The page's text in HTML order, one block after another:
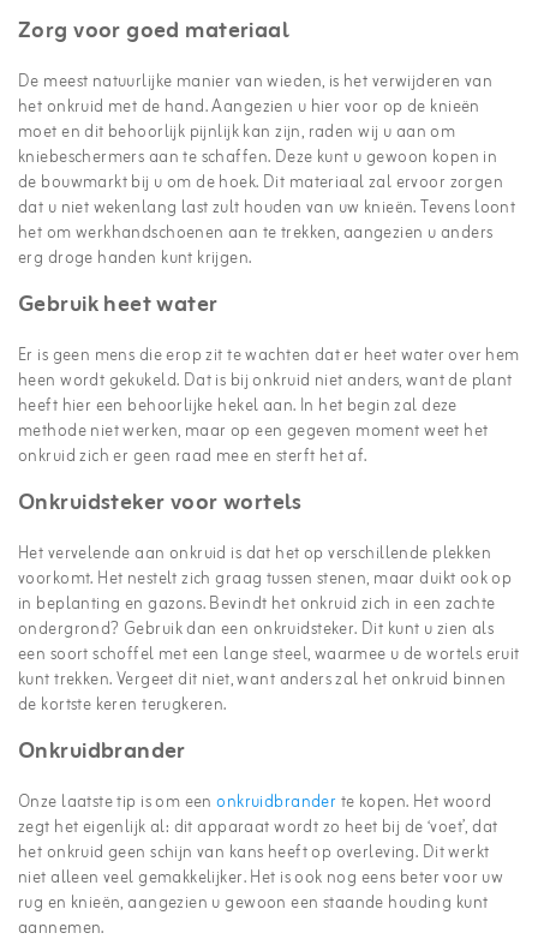
Zorg voor goed materiaal
De meest natuurlijke manier van wieden, is het verwijderen van
het onkruid met de hand. Aangezien u hier voor op de knieën
moet en dit behoorlijk pijnlijk kan zijn, raden wij u aan om
kniebeschermers aan te schaffen. Deze kunt u gewoon kopen in
de bouwmarkt bij u om de hoek. Dit materiaal zal ervoor zorgen
dat u niet wekenlang last zult houden van uw knieën. Tevens loont
het om werkhandschoenen aan te trekken, aangezien u anders
erg droge handen kunt krijgen.
Gebruik heet water
Er is geen mens die erop zit te wachten dat er heet water over hem
heen wordt gekukeld. Dat is bij onkruid niet anders, want de plant
heeft hier een behoorlijke hekel aan. In het begin zal deze
methode niet werken, maar op een gegeven moment weet het
onkruid zich er geen raad mee en sterft het af.
Onkruidsteker voor wortels
Het vervelende aan onkruid is dat het op verschillende plekken
voorkomt. Het nestelt zich graag tussen stenen, maar duikt ook op
in beplanting en gazons. Bevindt het onkruid zich in een zachte
ondergrond? Gebruik dan een onkruidsteker. Dit kunt u zien als
een soort schoffel met een lange steel, waarmee u de wortels eruit
kunt trekken. Vergeet dit niet, want anders zal het onkruid binnen
de kortste keren terugkeren.
Onkruidbrander
Onze laatste tip is om eenonkruidbranderte kopen. Het woord
zegt het eigenlijk al: dit apparaat wordt zo heet bij de ‘voet’, dat
het onkruid geen schijn van kans heeft op overleving. Dit werkt
niet alleen veel gemakkelijker. Het is ook nog eens beter voor uw
rug en knieën, aangezien u gewoon een staande houding kunt
aannemen.